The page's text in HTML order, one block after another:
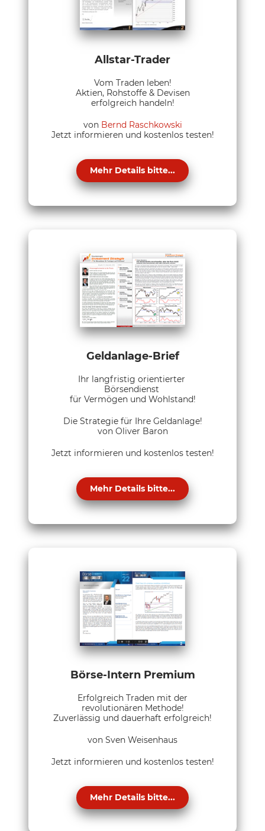
Allstar-Trader
Vom Traden leben!
Aktien, Rohstoffe & Devisen
erfolgreich handeln!
von Bernd Raschkowski
Jetzt informieren und kostenlos testen!
Mehr Details bitte...
Geldanlage-Brief
Ihr langfristig orientierter
Börsendienst
für Vermögen und Wohlstand!
Die Strategie für Ihre Geldanlage!
von Oliver Baron
Jetzt informieren und kostenlos testen!
Mehr Details bitte...
Börse-Intern Premium
Erfolgreich Traden mit der
revolutionären Methode!
Zuverlässig und dauerhaft erfolgreich!
von Sven Weisenhaus
Jetzt informieren und kostenlos testen!
Mehr Details bitte...